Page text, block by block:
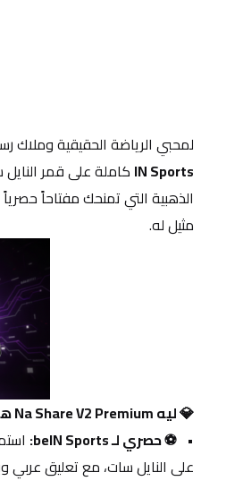
لمحبي الرياضة الحقيقية وملاك
IN Sports كاملة على قمر
مثيل له.
💎 ليه Na Share V2 Premium هو رهانك الرابح مع مصري تيك؟
⚽ حصري لـ beIN Sports:
على النايل سات، مع تعليق عربي